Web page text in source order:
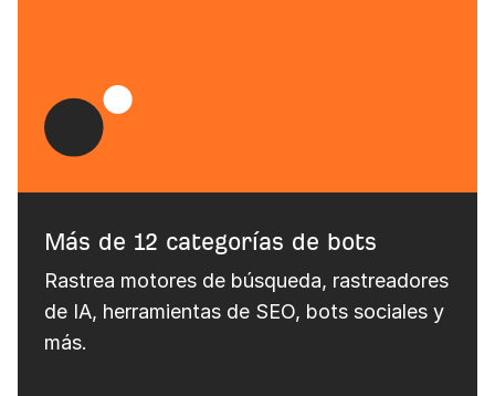
Más de 12 categorías de bots
Rastrea motores de búsqueda, rastreadores
de IA, herramientas de SEO, bots sociales y
más.